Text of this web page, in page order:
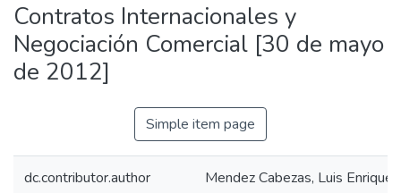
Contratos Internacionales y
Negociación Comercial [30 de mayo
de 2012]
Simple item page
dc.contributor.author Mendez Cabezas, Luis Enrique